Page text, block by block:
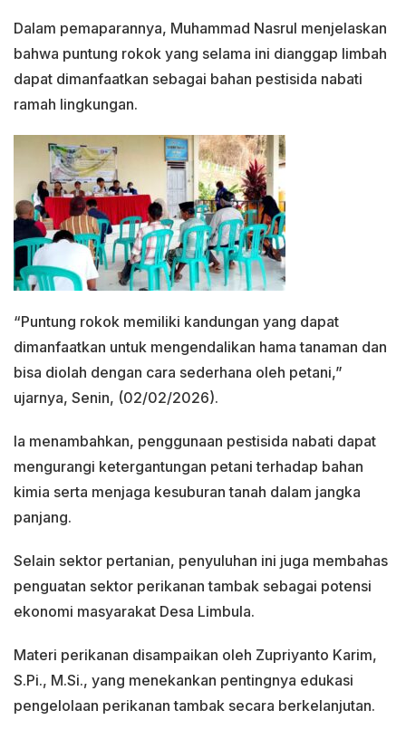
Dalam pemaparannya, Muhammad Nasrul menjelaskan
bahwa puntung rokok yang selama ini dianggap limbah
dapat dimanfaatkan sebagai bahan pestisida nabati
ramah lingkungan.
“Puntung rokok memiliki kandungan yang dapat
dimanfaatkan untuk mengendalikan hama tanaman dan
bisa diolah dengan cara sederhana oleh petani,”
ujarnya, Senin, (02/02/2026).
Ia menambahkan, penggunaan pestisida nabati dapat
mengurangi ketergantungan petani terhadap bahan
kimia serta menjaga kesuburan tanah dalam jangka
panjang.
Selain sektor pertanian, penyuluhan ini juga membahas
penguatan sektor perikanan tambak sebagai potensi
ekonomi masyarakat Desa Limbula.
Materi perikanan disampaikan oleh Zupriyanto Karim,
S.Pi., M.Si., yang menekankan pentingnya edukasi
pengelolaan perikanan tambak secara berkelanjutan.